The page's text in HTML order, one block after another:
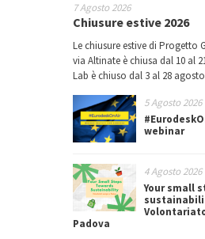
7 Agosto 2026
Chiusure estive 2026
Le chiusure estive di Progetto
via Altinate è chiusa dal 10 al
Lab è chiuso dal 3 al 28
5 Agosto 2026
webinar
4 Agosto 2026
Your small
Padova